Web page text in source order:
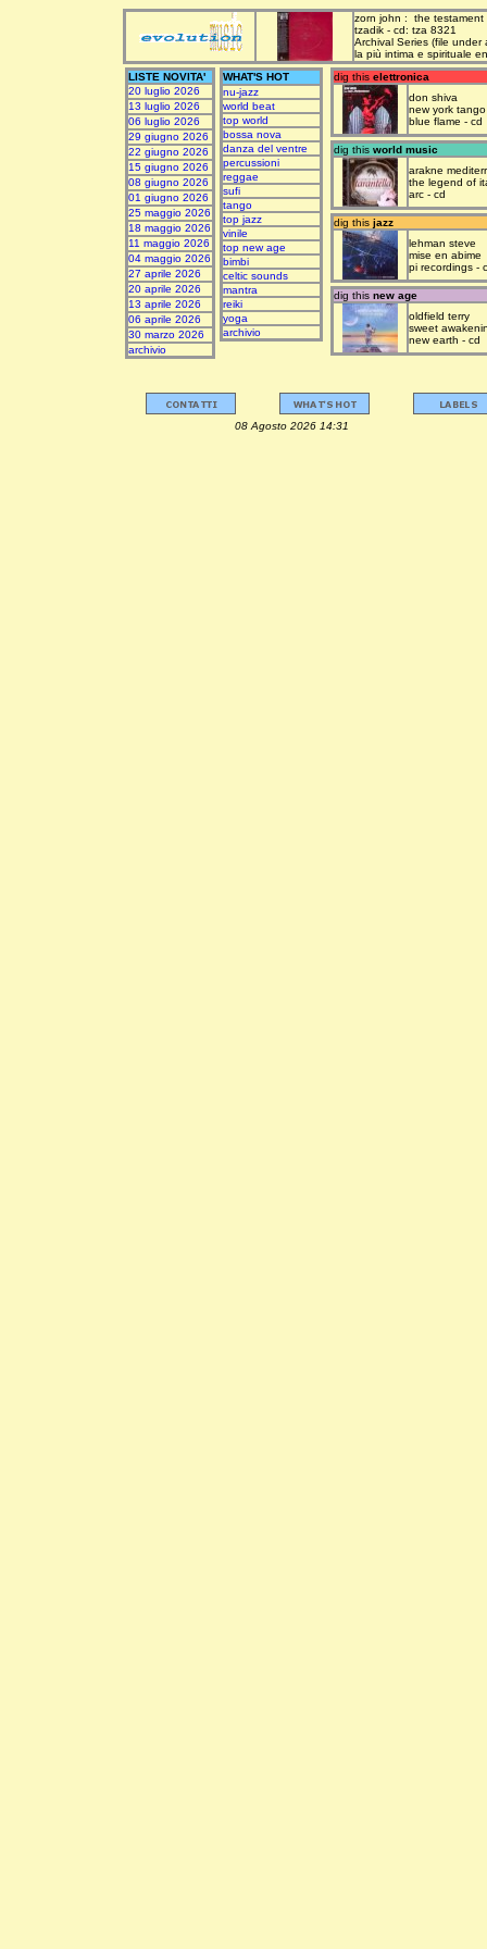
zorn john : the testament
tzadik - cd: tza 8321
Archival Series (file under
la più intima e spirituale
LISTE NOVITA'
20 luglio 2026
13 luglio 2026
06 luglio 2026
29 giugno 2026
22 giugno 2026
15 giugno 2026
08 giugno 2026
01 giugno 2026
25 maggio 2026
18 maggio 2026
11 maggio 2026
04 maggio 2026
27 aprile 2026
20 aprile 2026
13 aprile 2026
06 aprile 2026
30 marzo 2026
archivio
WHAT'S HOT
nu-jazz
world beat
top world
bossa nova
danza del ventre
percussioni
reggae
sufi
tango
top jazz
vinile
top new age
bimbi
celtic sounds
mantra
reiki
yoga
archivio
dig this elettronica
don shiva
new york tango
blue flame - cd
dig this world music
arakne
the legend of
arc - cd
dig this jazz
lehman steve
mise en abime
pi recordings -
dig this new age
oldfield terry
sweet
new earth - cd
08 Agosto 2026 14:31